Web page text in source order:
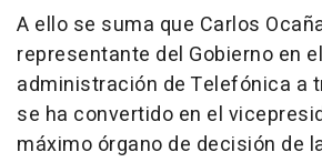
A ello se suma que Carlos
representante del Gobierno en
administración de Telefónica a
se ha convertido en el
máximo órgano de decisión de